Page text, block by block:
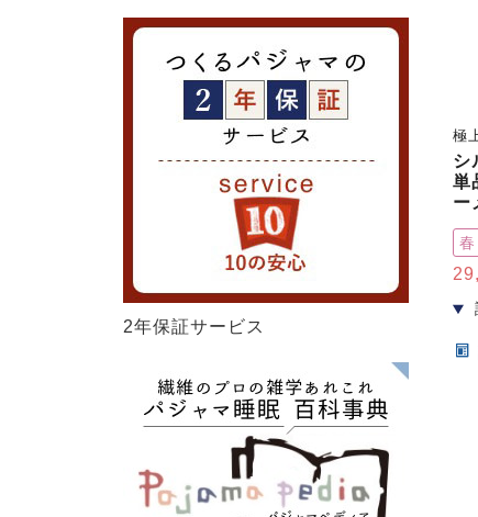
2年保証サービス
極
シ
単
ー
春